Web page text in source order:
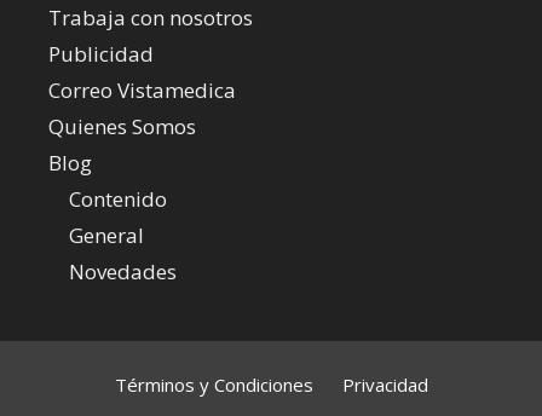
Trabaja con nosotros
Publicidad
Correo Vistamedica
Quienes Somos
Blog
Contenido
General
Novedades
Términos y Condiciones
Privacidad